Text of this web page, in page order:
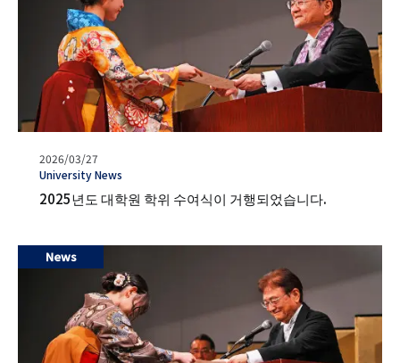
발
행
일
2026/03/27
タ
グ
University News
2025년도 대학원 학위 수여식이 거행되었습니다.
News